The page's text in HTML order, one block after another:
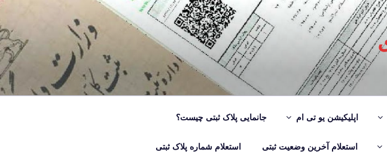
اپلیکیشن یو تی ام جانمایی پلاک ثبتی چیست؟
استعلام آخرین وضعیت ثبتی استعلام شماره پلاک ثبتی